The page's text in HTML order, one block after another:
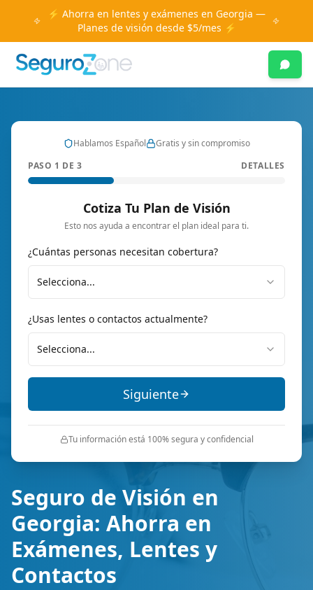
⚡ Ahorra en lentes y exámenes en Georgia —
Planes de visión desde $5/mes ⚡
Seguro de Visión en
Georgia: Ahorra en
Exámenes, Lentes y
Contactos
Hablamos Español
Gratis y sin compromiso
PASO 1 DE 3
DETALLES
Cotiza Tu Plan de Visión
Esto nos ayuda a encontrar el plan ideal para ti.
¿Cuántas personas necesitan cobertura?
Selecciona...
¿Usas lentes o contactos actualmente?
Selecciona...
Siguiente
Tu información está 100% segura y confidencial